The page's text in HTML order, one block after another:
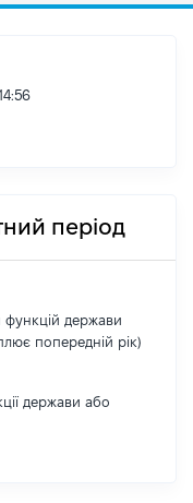
період
держави
попередній рік)
держави або